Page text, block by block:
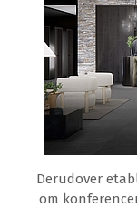
Derudover
om